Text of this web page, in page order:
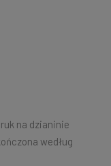
na dzianinie
według